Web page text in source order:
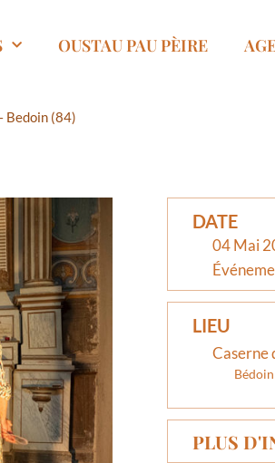
OUSTAU PAU PÈIRE
Bedoin (84)
DATE
04 Mai
LIEU
Caserne
PLUS